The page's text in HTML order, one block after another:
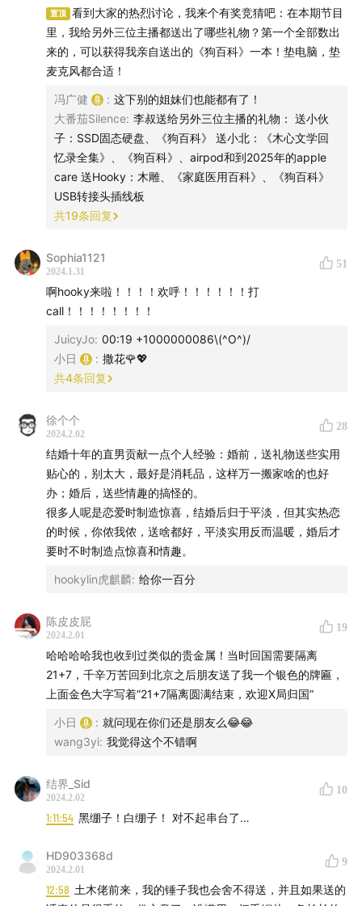
生，如何通过威士忌互表情愫？李叔曾送出过哪些“实用”
的礼物，引发小伙子、小北、Hooky一起公开吐槽？
不仅有主播们的分享，节目中我们也挑选了一些向听友征
集到的「奇葩收礼故事」：因为喜欢看家居改装节目，而
收到了男友送的工具箱和角磨机；不停收到学长送来的各
种大猪蹄子周边，让小北直呼“磕到了”；和对象散步，他
竟从草丛里拿出事先埋藏的一束花......
当关系变得日渐亲密，我们不再需要一味以标新立异、独
这面镜子，更好地互相了解，即使它有时是略带误解的、
有些诙谐的，但随着年月逝去，我们终将在礼物中看见彼
此曾经的模样。
感谢赫莲娜对本期节目的支持，希望在即将到来的节日
季，你能收到一份有爱的礼物，并且在礼物的背后，感受
赫莲娜情人节限定礼盒，让TA有一份专属心动
｜关注我们｜
点击👉日谈公园品牌官网
置顶
看到大家的热烈讨论，我来个有奖竞猜吧：在本期节目
里，我给另外三位主播都送出了哪些礼物？第一个全部数出
来的，可以获得我亲自送出的《狗百科》一本！垫电脑，垫
麦克风都合适！
冯广健 : 这下别的姐妹们也能都有了！
大番茄Silence: 李叔送给另外三位主播的礼物： 送小伙
子：SSD固态硬盘、《狗百科》 送小北：《木心文学回
忆录全集》、《狗百科》、airpod和到2025年的apple
care 送Hooky：木雕、《家庭医用百科》、《狗百科》
USB转接头插线板
共19条回复
Sophia1121
2024.1.31
51
啊hooky来啦！！！！欢呼！！！！！！打
call！！！！！！！！
JuicyJo: 00:19 +1000000086\(^O^)/
小日
: 撒花🌹💖
共4条回复
徐个个
2024.2.02
28
结婚十年的直男贡献一点个人经验：婚前，送礼物送些实用
贴心的，别太大，最好是消耗品，这样万一搬家啥的也好
办；婚后，送些情趣的搞怪的。
很多人呢是恋爱时制造惊喜，结婚后归于平淡，但其实热恋
的时候，你侬我侬，送啥都好，平淡实用反而温暖，婚后才
要时不时制造点惊喜和情趣。
hookylin虎麒麟: 给你一百分
陈皮皮屁
2024.2.01
19
哈哈哈哈我也收到过类似的贵金属！当时回国需要隔离
21+7，千辛万苦回到北京之后朋友送了我一个银色的牌匾，
上面金色大字写着“21+7隔离圆满结束，欢迎X局归国”
小日 : 就问现在你们还是朋友么😂😂
wang3yi: 我觉得这个不错啊
结界_Sid
2024.2.02
10
1:11:54 黑绷子！白绷子！ 对不起串台了…
HD903368d
2024.2.01
9
12:58 土木佬前来，我的锤子我也会舍不得送，并且如果送的